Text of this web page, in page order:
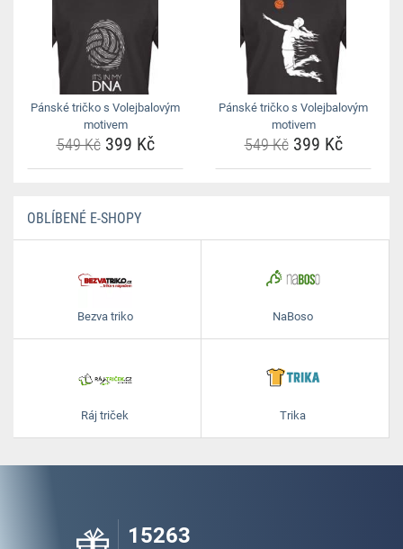
Pánské tričko s Volejbalovým
motivem
549 Kč399 Kč
Pánské tričko s Volejbalovým
motivem
549 Kč399 Kč
OBLÍBENÉ E-SHOPY
Bezva triko NaBoso
Ráj triček Trika
15263